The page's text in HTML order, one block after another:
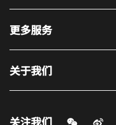
更多服务
关于我们
关注我们 微信扫